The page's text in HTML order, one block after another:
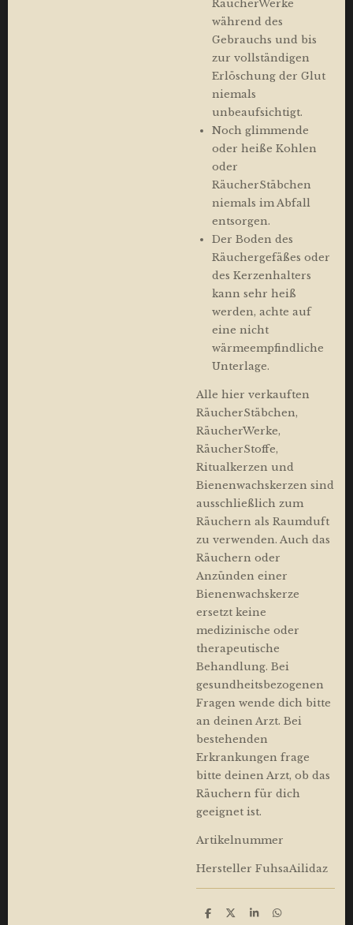
RäucherWerke
während des
Gebrauchs und bis
zur vollständigen
Erlöschung der Glut
niemals
unbeaufsichtigt.
Noch glimmende
oder heiße Kohlen
oder
RäucherStäbchen
niemals im Abfall
entsorgen.
Der Boden des
Räuchergefäßes oder
des Kerzenhalters
kann sehr heiß
werden, achte auf
eine nicht
wärmeempfindliche
Unterlage.
Alle hier verkauften
RäucherStäbchen,
RäucherWerke,
RäucherStoffe,
Ritualkerzen und
Bienenwachskerzen sind
ausschließlich zum
Räuchern als Raumduft
zu verwenden. Auch das
Räuchern oder
Anzünden einer
Bienenwachskerze
ersetzt keine
medizinische oder
therapeutische
Behandlung. Bei
gesundheitsbezogenen
Fragen wende dich bitte
an deinen Arzt. Bei
bestehenden
Erkrankungen frage
bitte deinen Arzt, ob das
Räuchern für dich
geeignet ist.
Artikelnummer
Hersteller FuhsaAilidaz
T
T
T
T